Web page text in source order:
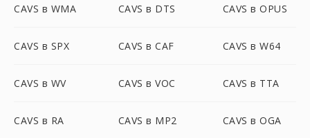
CAVS в WMA CAVS в DTS CAVS в OPUS
CAVS в SPX CAVS в CAF CAVS в W64
CAVS в WV CAVS в VOC CAVS в TTA
CAVS в RA CAVS в MP2 CAVS в OGA